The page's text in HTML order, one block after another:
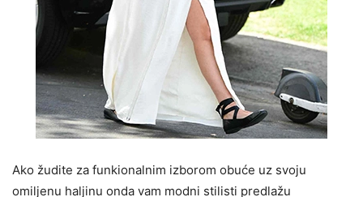
Ako žudite za funkionalnim izborom obuće uz svoju
omiljenu haljinu onda vam modni stilisti predlažu